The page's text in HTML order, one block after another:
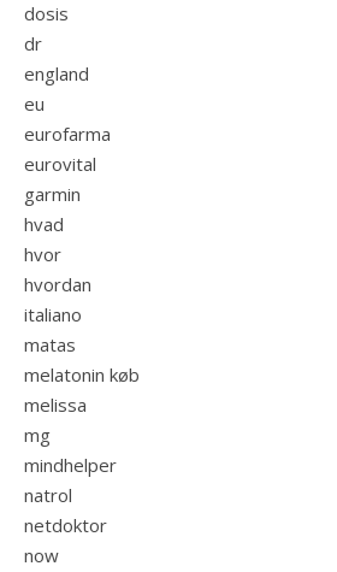
dosis
dr
england
eu
eurofarma
eurovital
garmin
hvad
hvor
hvordan
italiano
matas
melatonin køb
melissa
mg
mindhelper
natrol
netdoktor
now